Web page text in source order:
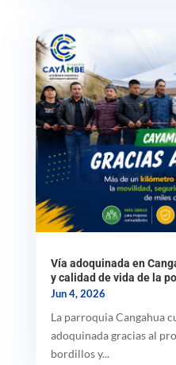
Vía adoquinada en
y calidad de vida de la
Jun 4, 2026
La parroquia Cangahua
adoquinada gracias al
bordillos y...